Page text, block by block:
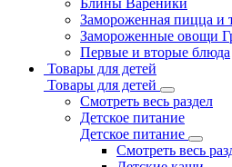
Блины Вареники
Замороженная пицца и
Замороженные овощи
Первые и вторые блюда
Товары для детей
Товары для детей
Смотреть весь раздел
Детское питание
Детское питание
Смотреть весь